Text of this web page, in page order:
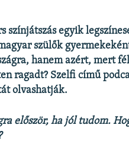
egyik
szülők
hanem azért, mert
ragadt? Szelfi című
olvashatják.
először, ha jól tudom.